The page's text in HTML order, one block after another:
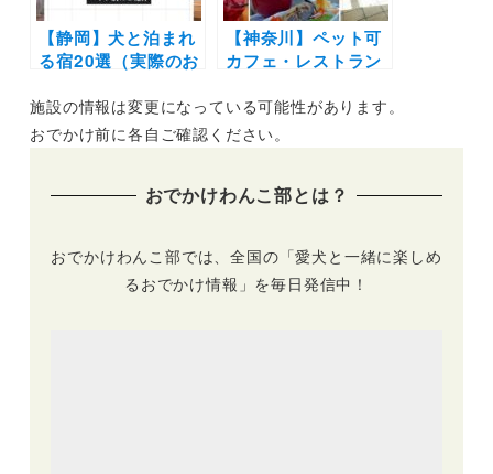
【静岡】犬と泊まれ
る宿20選（実際のお
リア別に温泉やコテ
ージなど新施設や穴
【神奈川】ペット可
カフェ・レストラン
中華街の食べ放題や
アフタヌーンティー
施設の情報は変更になっている可能性があります。
おでかけ前に各自ご確認ください。
おでかけわんこ部とは？
おでかけわんこ部では、全国の「愛犬と一緒に楽しめ
るおでかけ情報」を毎日発信中！